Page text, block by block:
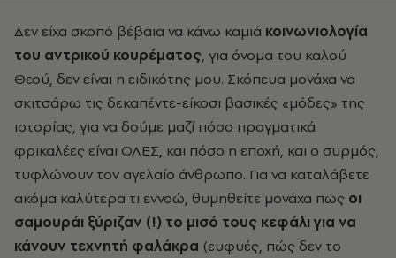
Δεν είχα σκοπό βέβαια να κάνω καμιά κοινωνιολογία
του αντρικού κουρέματος, για όνομα του καλού
Θεού, δεν είναι η ειδικότης μου. Σκόπευα μονάχα να
σκιτσάρω τις δεκαπέντε-είκοσι βασικές «μόδες» της
ιστορίας, για να δούμε μαζί πόσο πραγματικά
φρικαλέες είναι ΟΛΕΣ, και πόσο η εποχή, και ο συρμός,
τυφλώνουν τον αγελαίο άνθρωπο. Για να καταλάβετε
ακόμα καλύτερα τι εννοώ, θυμηθείτε μονάχα πως οι
σαμουράι ξύριζαν (!) το μισό τους κεφάλι για να
κάνουν τεχνητή φαλάκρα (ευφυές, πώς δεν το